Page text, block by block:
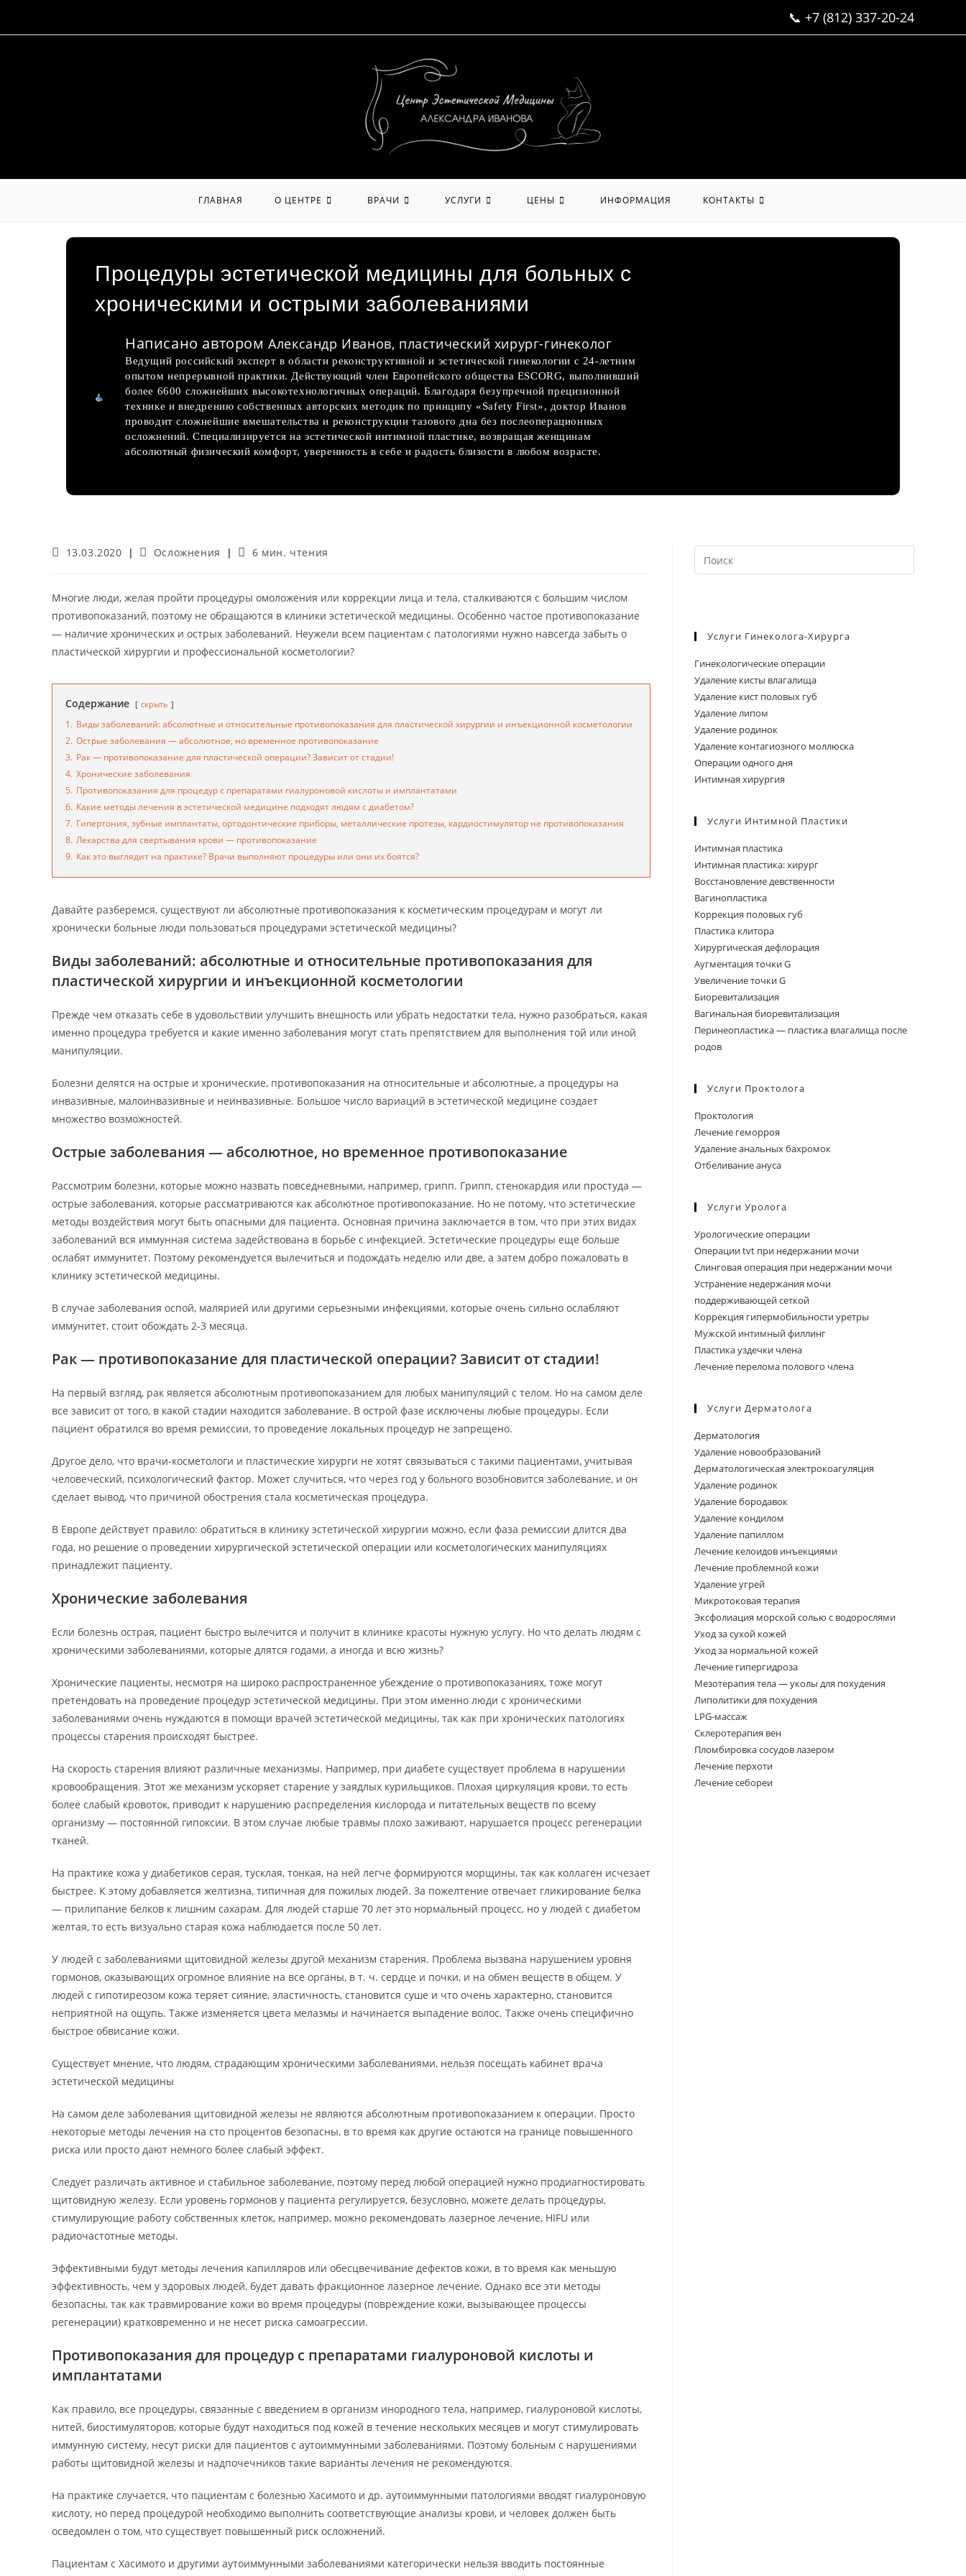
📞 +7 (812) 337-20-24
ГЛАВНАЯ О ЦЕНТРЕ ВРАЧИ УСЛУГИ ЦЕНЫ ИНФОРМАЦИЯ КОНТАКТЫ
Процедуры эстетической медицины для больных с
хроническими и острыми заболеваниями
Написано авторомАлександр Иванов, пластический хирург-гинеколог
Ведущий российский эксперт в области реконструктивной и эстетической гинекологии с 24-летним
опытом непрерывной практики. Действующий член Европейского общества ESCORG, выполнивший
более 6600 сложнейших высокотехнологичных операций. Благодаря безупречной прецизионной
технике и внедрению собственных авторских методик по принципу «Safety First», доктор Иванов
проводит сложнейшие вмешательства и реконструкции тазового дна без послеоперационных
осложнений. Специализируется на эстетической интимной пластике, возвращая женщинам
абсолютный физический комфорт, уверенность в себе и радость близости в любом возрасте.
Запись
13.03.2020
Рубрика
Осложнения
Время
6 мин. чтения
Многие люди, желая пройти процедуры омоложения или коррекции лица и тела, сталкиваются с большим числом
противопоказаний, поэтому не обращаются в клиники эстетической медицины. Особенно частое противопоказание
— наличие хронических и острых заболеваний. Неужели всем пациентам с патологиями нужно навсегда забыть о
пластической хирургии и профессиональной косметологии?
Содержание скрыть
1. Виды заболеваний: абсолютные и относительные противопоказания для пластической хирургии и инъекционной косметологии
2. Острые заболевания — абсолютное, но временное противопоказание
3. Рак — противопоказание для пластической операции? Зависит от стадии!
4. Хронические заболевания
5. Противопоказания для процедур с препаратами гиалуроновой кислоты и имплантатами
6. Какие методы лечения в эстетической медицине подходят людям с диабетом?
7. Гипертония, зубные имплантаты, ортодонтические приборы, металлические протезы, кардиостимулятор не противопоказания
8. Лекарства для свертывания крови — противопоказание
9. Как это выглядит на практике? Врачи выполняют процедуры или они их боятся?
Давайте разберемся, существуют ли абсолютные противопоказания к косметическим процедурам и могут ли
хронически больные люди пользоваться процедурами эстетической медицины?
Виды заболеваний: абсолютные и относительные противопоказания для
пластической хирургии и инъекционной косметологии
Прежде чем отказать себе в удовольствии улучшить внешность или убрать недостатки тела, нужно разобраться, какая
именно процедура требуется и какие именно заболевания могут стать препятствием для выполнения той или иной
манипуляции.
Болезни делятся на острые и хронические, противопоказания на относительные и абсолютные, а процедуры на
инвазивные, малоинвазивные и неинвазивные. Большое число вариаций в эстетической медицине создает
множество возможностей.
Острые заболевания — абсолютное, но временное противопоказание
Рассмотрим болезни, которые можно назвать повседневными, например, грипп. Грипп, стенокардия или простуда —
острые заболевания, которые рассматриваются как абсолютное противопоказание. Но не потому, что эстетические
методы воздействия могут быть опасными для пациента. Основная причина заключается в том, что при этих видах
заболеваний вся иммунная система задействована в борьбе с инфекцией. Эстетические процедуры еще больше
ослабят иммунитет. Поэтому рекомендуется вылечиться и подождать неделю или две, а затем добро пожаловать в
клинику эстетической медицины.
В случае заболевания оспой, малярией или другими серьезными инфекциями, которые очень сильно ослабляют
иммунитет, стоит обождать 2-3 месяца.
Рак — противопоказание для пластической операции? Зависит от стадии!
На первый взгляд, рак является абсолютным противопоказанием для любых манипуляций с телом. Но на самом деле
все зависит от того, в какой стадии находится заболевание. В острой фазе исключены любые процедуры. Если
пациент обратился во время ремиссии, то проведение локальных процедур не запрещено.
Другое дело, что врачи-косметологи и пластические хирурги не хотят связываться с такими пациентами, учитывая
человеческий, психологический фактор. Может случиться, что через год у больного возобновится заболевание, и он
сделает вывод, что причиной обострения стала косметическая процедура.
В Европе действует правило: обратиться в клинику эстетической хирургии можно, если фаза ремиссии длится два
года, но решение о проведении хирургической эстетической операции или косметологических манипуляциях
принадлежит пациенту.
Хронические заболевания
Если болезнь острая, пациент быстро вылечится и получит в клинике красоты нужную услугу. Но что делать людям с
хроническими заболеваниями, которые длятся годами, а иногда и всю жизнь?
Хронические пациенты, несмотря на широко распространенное убеждение о противопоказаниях, тоже могут
претендовать на проведение процедур эстетической медицины. При этом именно люди с хроническими
заболеваниями очень нуждаются в помощи врачей эстетической медицины, так как при хронических патологиях
процессы старения происходят быстрее.
На скорость старения влияют различные механизмы. Например, при диабете существует проблема в нарушении
кровообращения. Этот же механизм ускоряет старение у заядлых курильщиков. Плохая циркуляция крови, то есть
более слабый кровоток, приводит к нарушению распределения кислорода и питательных веществ по всему
организму — постоянной гипоксии. В этом случае любые травмы плохо заживают, нарушается процесс регенерации
тканей.
На практике кожа у диабетиков серая, тусклая, тонкая, на ней легче формируются морщины, так как коллаген исчезает
быстрее. К этому добавляется желтизна, типичная для пожилых людей. За пожелтение отвечает гликирование белка
— прилипание белков к лишним сахарам. Для людей старше 70 лет это нормальный процесс, но у людей с диабетом
желтая, то есть визуально старая кожа наблюдается после 50 лет.
У людей с заболеваниями щитовидной железы другой механизм старения. Проблема вызвана нарушением уровня
гормонов, оказывающих огромное влияние на все органы, в т. ч. сердце и почки, и на обмен веществ в общем. У
людей с гипотиреозом кожа теряет сияние, эластичность, становится суше и что очень характерно, становится
неприятной на ощупь. Также изменяется цвета мелазмы и начинается выпадение волос. Также очень специфично
быстрое обвисание кожи.
Существует мнение, что людям, страдающим хроническими заболеваниями, нельзя посещать кабинет врача
эстетической медицины
На самом деле заболевания щитовидной железы не являются абсолютным противопоказанием к операции. Просто
некоторые методы лечения на сто процентов безопасны, в то время как другие остаются на границе повышенного
риска или просто дают немного более слабый эффект.
Следует различать активное и стабильное заболевание, поэтому перед любой операцией нужно продиагностировать
щитовидную железу. Если уровень гормонов у пациента регулируется, безусловно, можете делать процедуры,
стимулирующие работу собственных клеток, например, можно рекомендовать лазерное лечение, HIFU или
радиочастотные методы.
Эффективными будут методы лечения капилляров или обесцвечивание дефектов кожи, в то время как меньшую
эффективность, чем у здоровых людей, будет давать фракционное лазерное лечение. Однако все эти методы
безопасны, так как травмирование кожи во время процедуры (повреждение кожи, вызывающее процессы
регенерации) кратковременно и не несет риска самоагрессии.
Противопоказания для процедур с препаратами гиалуроновой кислоты и
имплантатами
Как правило, все процедуры, связанные с введением в организм инородного тела, например, гиалуроновой кислоты,
нитей, биостимуляторов, которые будут находиться под кожей в течение нескольких месяцев и могут стимулировать
иммунную систему, несут риски для пациентов с аутоиммунными заболеваниями. Поэтому больным с нарушениями
работы щитовидной железы и надпочечников такие варианты лечения не рекомендуются.
На практике случается, что пациентам с болезнью Хасимото и др. аутоиммунными патологиями вводят гиалуроновую
кислоту, но перед процедурой необходимо выполнить соответствующие анализы крови, и человек должен быть
осведомлен о том, что существует повышенный риск осложнений.
Пациентам с Хасимото и другими аутоиммунными заболеваниями категорически нельзя вводить постоянные
клавишу
Услуги Гинеколога-Хирурга
Гинекологические операции
Удаление кисты влагалища
Удаление кист половых губ
Удаление липом
Удаление родинок
Удаление контагиозного моллюска
Операции одного дня
Интимная хирургия
Услуги Интимной Пластики
Интимная пластика
Интимная пластика: хирург
Восстановление девственности
Вагинопластика
Коррекция половых губ
Пластика клитора
Хирургическая дефлорация
Аугментация точки G
Увеличение точки G
Биоревитализация
Вагинальная биоревитализация
Перинеопластика — пластика влагалища после
родов
Услуги Проктолога
Проктология
Лечение геморроя
Удаление анальных бахромок
Отбеливание ануса
Услуги Уролога
Урологические операции
Операции tvt при недержании мочи
Слинговая операция при недержании мочи
Устранение недержания мочи
поддерживающей сеткой
Коррекция гипермобильности уретры
Мужской интимный филлинг
Пластика уздечки члена
Лечение перелома полового члена
Услуги Дерматолога
Дерматология
Удаление новообразований
Дерматологическая электрокоагуляция
Удаление родинок
Удаление бородавок
Удаление кондилом
Удаление папиллом
Лечение келоидов инъекциями
Лечение проблемной кожи
Удаление угрей
Микротоковая терапия
Эксфолиация морской солью с водорослями
Уход за сухой кожей
Уход за нормальной кожей
Лечение гипергидроза
Мезотерапия тела — уколы для похудения
Липолитики для похудения
LPG-массаж
Склеротерапия вен
Пломбировка сосудов лазером
Лечение перхоти
Лечение себореи